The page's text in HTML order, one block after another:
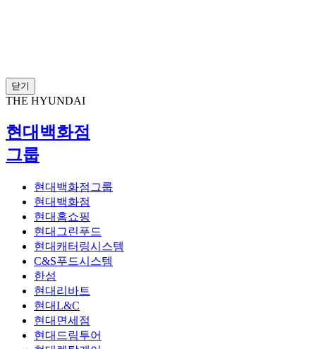
닫기
THE HYUNDAI
현대백화점
그룹
현대백화점그룹
현대백화점
현대홈쇼핑
현대그린푸드
현대캐터링시스템
C&S푸드시스템
한섬
현대리바트
현대L&C
현대면세점
현대드림투어